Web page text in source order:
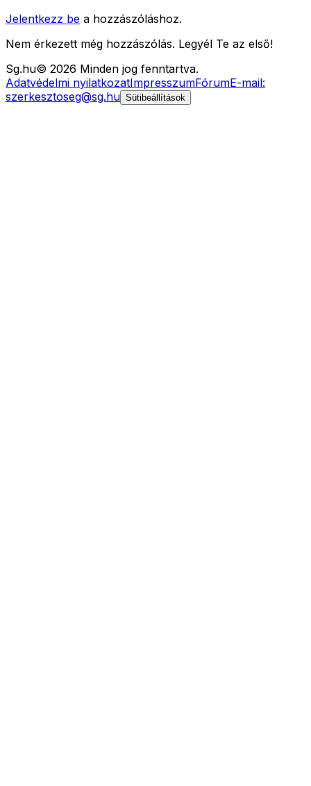
Jelentkezz be a hozzászóláshoz.
Nem érkezett még hozzászólás. Legyél Te az első!
Sg.hu© 2026 Minden jog fenntartva.
Adatvédelmi nyilatkozatImpresszumFórumE-mail:
szerkesztoseg@sg.hu Sütibeállítások